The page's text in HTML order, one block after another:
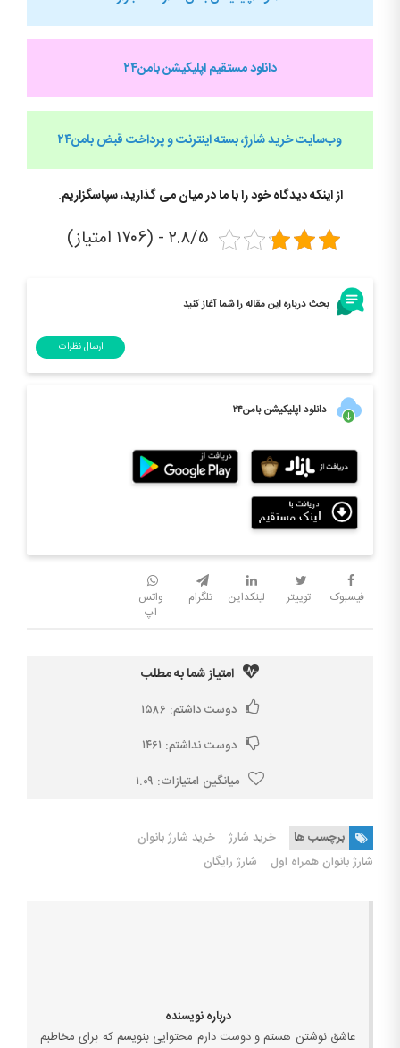
دانلود مستقیم اپلیکیشن بامن۲۴
وب‌سایت خرید شارژ، بسته اینترنت و پرداخت قبضبامن۲۴
از اینکه دیدگاه خود را با ما در میان می گذارید، سپاسگزاریم.
۲.۸/۵ - (۱۷۰۶ امتیاز)
بحث درباره این مقاله را شما آغاز کنید
ارسال نظرات
دانلود اپلیکیشن بامن۲۴
فیسبوک توییتر لینکداین تلگرام
واتس
اپ
امتیاز شما به مطلب
دوست داشتم: ۱۵۸۶
دوست نداشتم: ۱۴۶۱
میانگین امتیازات: ۱.۰۹
برچسب ها خرید شارژ
خرید شارژ بانوان
شارژ بانوان همراه اول
شارژ رایگان
درباره نویسنده
عاشق نوشتن هستم و دوست دارم محتوایی بنویسم که برای مخاطبم